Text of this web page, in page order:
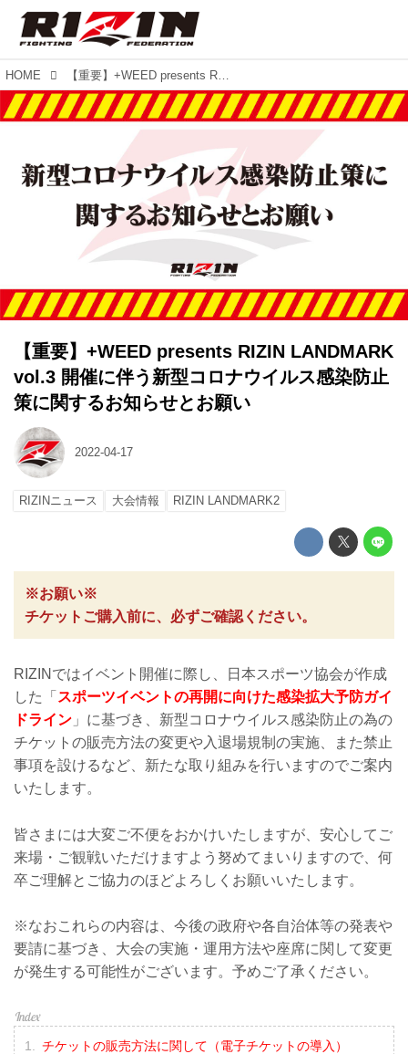
HOME 【重要】+WEED presents RIZIN LANDMARK vol.3 開催に伴う新型コロナウイルス感染防止策に関するお知らせとお願い
【重要】+WEED presents RIZIN LANDMARK
vol.3 開催に伴う新型コロナウイルス感染防止
策に関するお知らせとお願い
2022-04-17
RIZINニュース 大会情報 RIZIN LANDMARK2
※お願い※
チケットご購入前に、必ずご確認ください。
RIZINではイベント開催に際し、日本スポーツ協会が作成
した「 スポーツイベントの再開に向けた感染拡大予防ガイ
ドライン 」に基づき、新型コロナウイルス感染防止の為の
チケットの販売方法の変更や入退場規制の実施、また禁止
事項を設けるなど、新たな取り組みを行いますのでご案内
いたします。
皆さまには大変ご不便をおかけいたしますが、安心してご
来場・ご観戦いただけますよう努めてまいりますので、何
卒ご理解とご協力のほどよろしくお願いいたします。
※なおこれらの内容は、今後の政府や各自治体等の発表や
要請に基づき、大会の実施・運用方法や座席に関して変更
が発生する可能性がございます。予めご了承ください。
チケットの販売方法に関して（電子チケットの導入）